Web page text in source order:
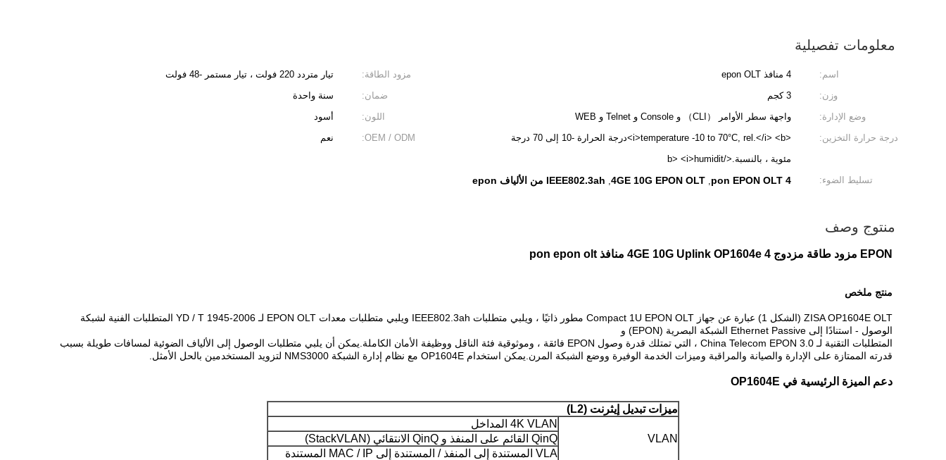
معلومات تفصيلية
اسم: 4 منافذ epon OLT مزود الطاقة:
تيار متردد 220 فولت ، تيار مستمر -48 فولت
وزن:
3 كجم ضمان:
سنة واحدة
وضع الإدارة:
واجهة سطر الأوامر （CLI） و Console و Telnet و WEB اللون:
أسود
درجة حرارة التخزين:
<i>temperature -10 to 70°C, rel.</i> <b>درجة الحرارة -10 إلى 70 درجة
مئوية ، بالنسبة.</b> <i>humidit
OEM / ODM: نعم
تسليط الضوء: 4 pon EPON OLT
,
4GE 10G EPON OLT
, IEEE802.3ah من الألياف epon
منتوج وصف
EPON مزود طاقة مزدوج 4GE 10G Uplink OP1604e 4 منافذ pon epon olt
منتج ملخص
ZISA OP1604E OLT (الشكل 1) عبارة عن جهاز Compact 1U EPON OLT مطور ذاتيًا ، ويلبي متطلبات IEEE802.3ah ويلبي متطلبات معدات EPON OLT لـ YD / T 1945-2006 المتطلبات الفنية لشبكة
الوصول - استنادًا إلى Ethernet Passive الشبكة البصرية (EPON) و
المتطلبات التقنية لـ China Telecom EPON 3.0 ، التي تمتلك قدرة وصول EPON فائقة ، وموثوقية فئة الناقل ووظيفة الأمان الكاملة.يمكن أن يلبي متطلبات الوصول إلى الألياف الضوئية لمسافات طويلة بسبب
قدرته الممتازة على الإدارة والصيانة والمراقبة وميزات الخدمة الوفيرة ووضع الشبكة المرن.يمكن استخدام OP1604E مع نظام إدارة الشبكة NMS3000 لتزويد المستخدمين بالحل الأمثل.
دعم الميزة الرئيسية في OP1604E
ميزات تبديل إيثرنت (L2)
VLAN
4K VLAN المداخل
QinQ القائم على المنفذ و QinQ الانتقائي (StackVLAN)
VLA المستندة إلى المنفذ / المستندة إلى MAC / IP المستندة